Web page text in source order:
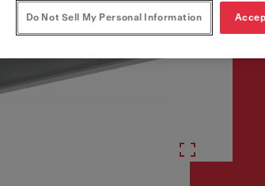
Do Not Sell My Personal Information